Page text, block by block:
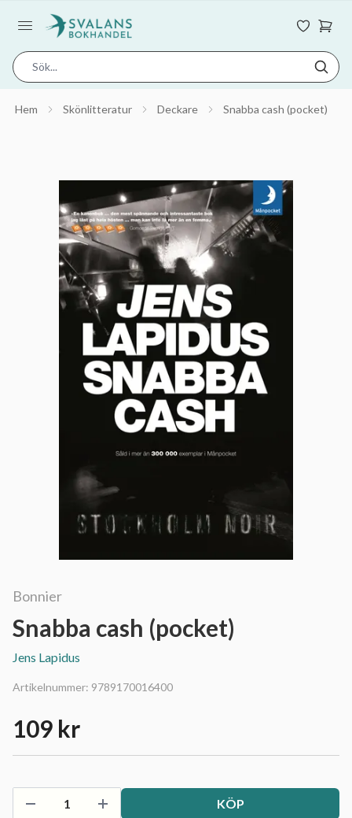
Hem Skönlitteratur Deckare Snabba cash (pocket)
Bonnier
Snabba cash (pocket)
Jens Lapidus
Artikelnummer: 9789170016400
109 kr
KÖP